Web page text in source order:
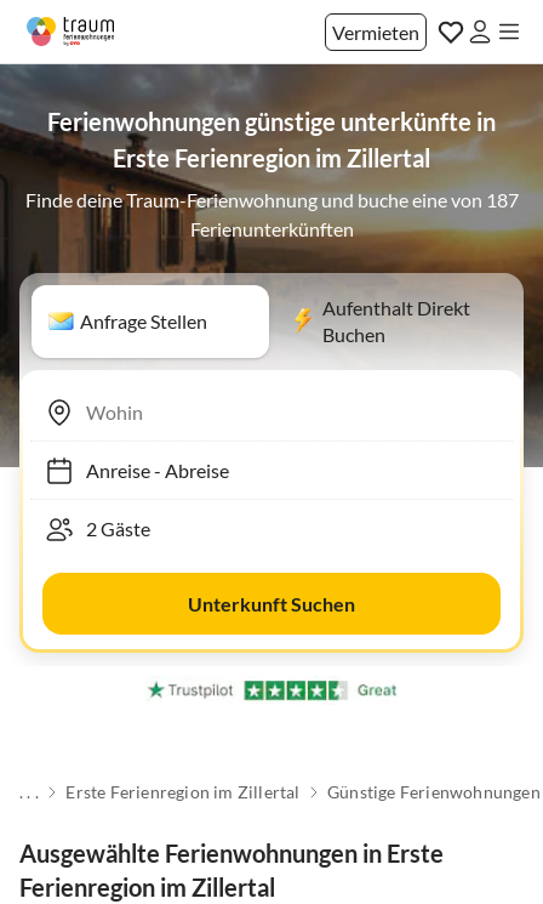
Vermieten
Ferienwohnungen günstige unterkünfte in
Erste Ferienregion im Zillertal
Finde deine Traum-Ferienwohnung und buche eine von 187
Ferienunterkünften
Anfrage Stellen
Aufenthalt Direkt
Buchen
Anreise- Abreise
Unterkunft Suchen
. . . Erste Ferienregion im Zillertal Günstige Ferienwohnungen
Ausgewählte Ferienwohnungen in Erste
Ferienregion im Zillertal